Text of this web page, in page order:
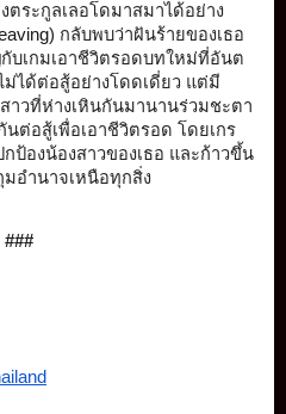
ตระกูลเลอโดมาสมาได้อย่าง
) กลับพบว่าฝันร้ายของเธอ
บเกมเอาชีวิตรอดบทใหม่ที่อันต
ม่ได้ต่อสู้อย่างโดดเดี่ยว แต่มี
าวที่ห่างเหินกันมานานร่วมชะตา
นต่อสู้เพื่อเอาชีวิตรอด โดยเกร
ป้องน้องสาวของเธอ และก้าวขึ้น
อำนาจเหนือทุกสิ่ง
###